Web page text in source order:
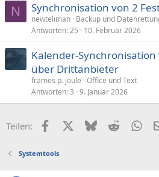
N Synchronisation von 2
newteliman Backup und
Antworten 25 10. Februar 2026
Kalender-
über Drittanbieter
frames p. joule Office und Text
Antworten 3 9. Januar 2026
Teilen: FacebookX (Twitter)
BlueskyReddit
Systemtools